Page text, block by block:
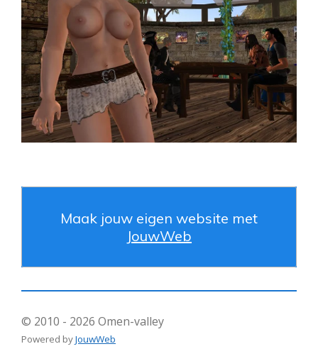
Maak jouw eigen website met
JouwWeb
© 2010 - 2026 Omen-valley
Powered byJouwWeb